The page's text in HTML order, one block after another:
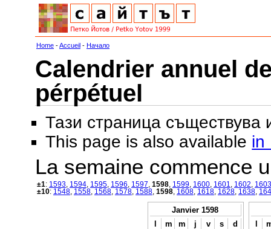
Home -Accueil - Начало
Calendrier annuel
pérpétuel
Тази страница съществува
This page is also available in
La semaine commence
±1: 1593 1594 1595 1596 1597 1598 1599 1600 1601 1602
1603
±10: 1548 1558 1568 1578 1588 1598 1608 1618 1628 1638
Janvier 1598
l
m m j v s
d
l